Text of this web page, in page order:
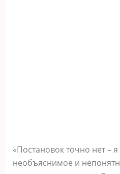
«Постановок точно нет –
необъяснимое и